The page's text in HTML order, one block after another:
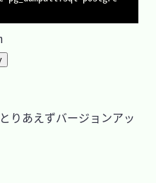
りあえずバージョンアッ